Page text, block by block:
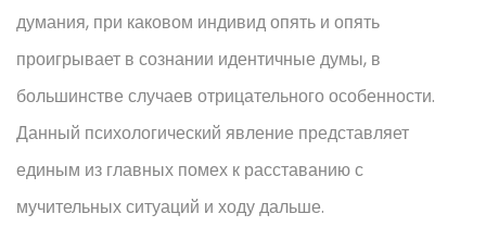
думания, при каковом индивид опять и опять
проигрывает в сознании идентичные думы, в
большинстве случаев отрицательного особенности.
Данный психологический явление представляет
единым из главных помех к расставанию с
мучительных ситуаций и ходу дальше.